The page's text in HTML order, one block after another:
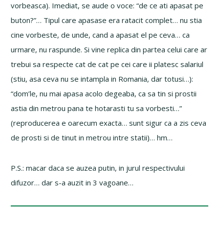
vorbeasca). Imediat, se aude o voce: “de ce ati apasat pe
buton?”… Tipul care apasase era ratacit complet… nu stia
cine vorbeste, de unde, cand a apasat el pe ceva… ca
urmare, nu raspunde. Si vine replica din partea celui care ar
trebui sa respecte cat de cat pe cei care ii platesc salariul
(stiu, asa ceva nu se intampla in Romania, dar totusi…):
“dom’le, nu mai apasa acolo degeaba, ca sa tin si prostii
astia din metrou pana te hotarasti tu sa vorbesti…”
(reproducerea e oarecum exacta… sunt sigur ca a zis ceva
de prosti si de tinut in metrou intre statii)… hm…
P.S.: macar daca se auzea putin, in jurul respectivului
difuzor… dar s-a auzit in 3 vagoane…